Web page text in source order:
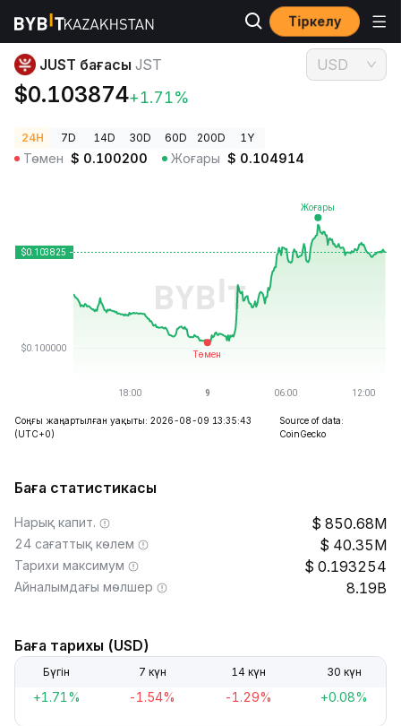
Тіркелу
Криптовалюта бағалары JUST бағасы JST
JUST бағасы JST
$0.103874+1.71%
USD
24H 7D 14D 30D 60D 200D 1Y
Төмен $ 0.100200 Жоғары $ 0.104914
Соңғы жаңартылған уақыты: 2026-08-09 13:35:43
(UTC+0)
Source of data:
CoinGecko
Баға статистикасы
Нарық капит. 850.68M
24 сағаттық көлем 40.35M
Тарихи максимум 0.193254
Айналымдағы мөлшер 8.19B
Баға тарихы (USD)
Бүгін 7 күн 14 күн 30 күн
+1.71% -1.54% -1.29% +0.08%